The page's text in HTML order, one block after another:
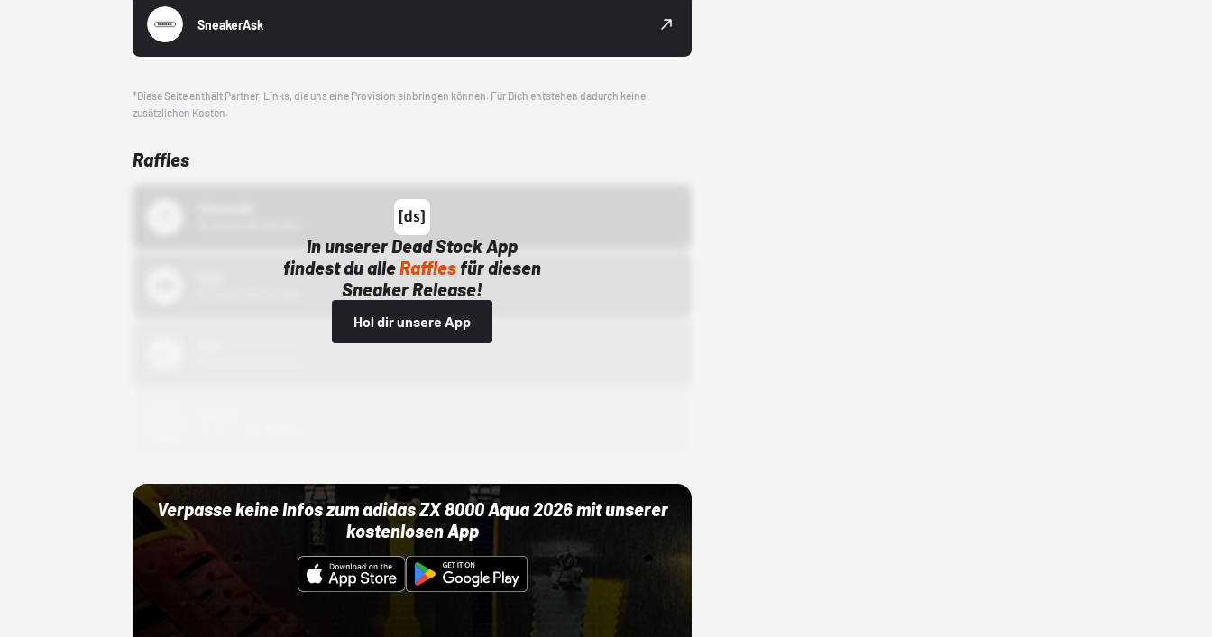
SneakerAsk
*Diese Seite enthält Partner-Links, die uns eine Provision einbringen können. Für Dich entstehen dadurch keine
zusätzlichen Kosten.
Raffles
In unserer Dead Stock App
findest du alleRaffles für diesen
Sneaker Release!
Hol dir unsere App
Verpasse keine Infos zum adidas ZX 8000 Aqua 2026 mit unserer
kostenlosen App